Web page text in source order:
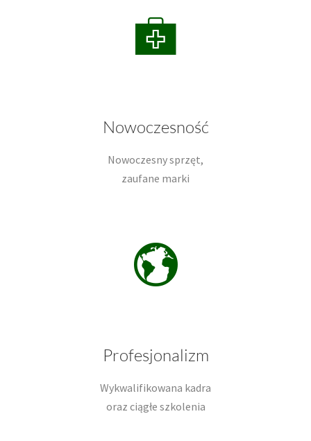
Nowoczesność
Nowoczesny sprzęt,
zaufane marki
Profesjonalizm
Wykwalifikowana kadra
oraz ciągłe szkolenia